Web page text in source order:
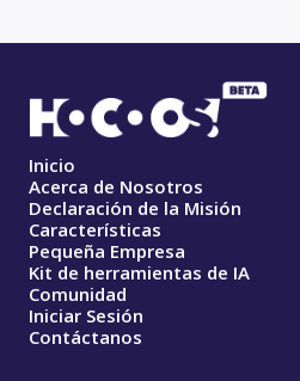
Inicio
Acerca de Nosotros
Declaración de la Misión
Características
Pequeña Empresa
Kit de herramientas de IA
Comunidad
Iniciar Sesión
Contáctanos